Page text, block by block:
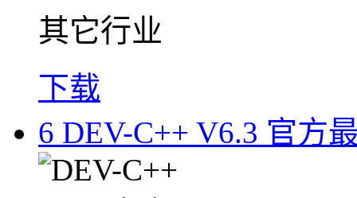
其它行业
下载
6 DEV-C++ V6.3 官方